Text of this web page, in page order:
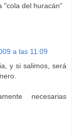
"cola del huracán"
a las 11:09
y si salimos, será
necesarias